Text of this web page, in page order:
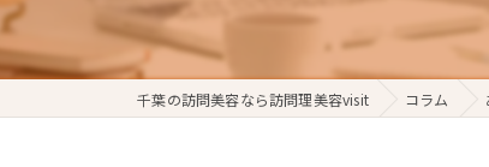
個
千葉の訪問美容なら訪問理美容visit コラム